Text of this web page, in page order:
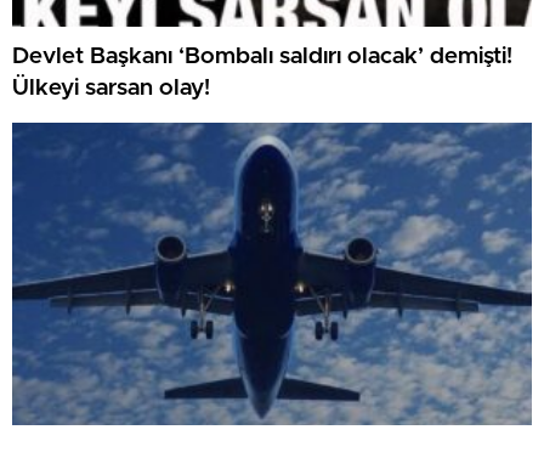
Devlet Başkanı ‘Bombalı saldırı olacak’ demişti!
Ülkeyi sarsan olay!